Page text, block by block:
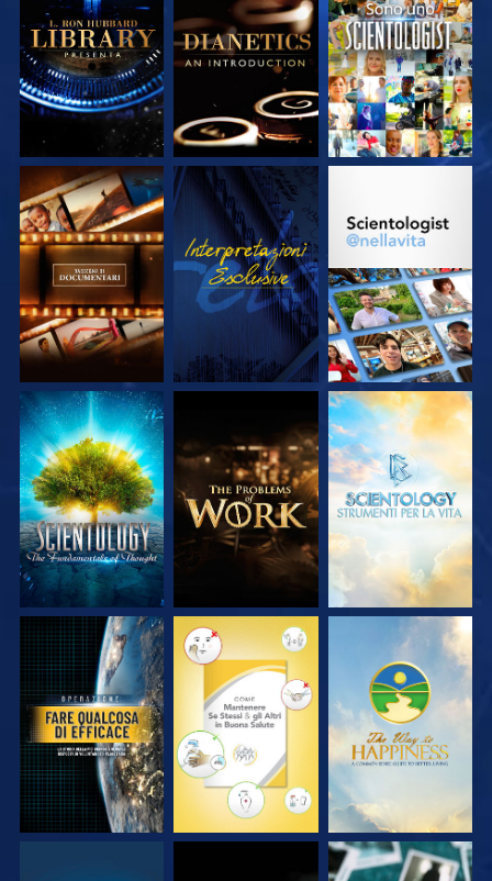
ESPLORA LE
SERIE
ESPLORA LE
SERIE
GUARDA
ESPLORA LE
SERIE
GUARDA
ESPLORA LE
ESPLORA LE
SERIE
ESPLORA LE
SERIE
ESPLORA LE
SERIE
GUARDA GUARDA GUARDA